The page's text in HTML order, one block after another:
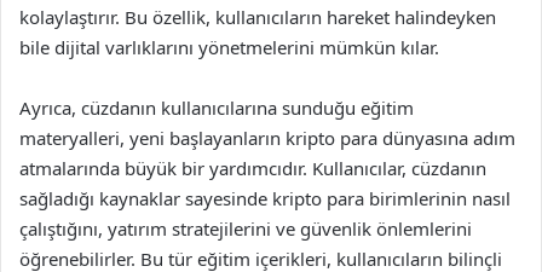
kolaylaştırır. Bu özellik, kullanıcıların hareket halindeyken
bile dijital varlıklarını yönetmelerini mümkün kılar.
Ayrıca, cüzdanın kullanıcılarına sunduğu eğitim
materyalleri, yeni başlayanların kripto para dünyasına adım
atmalarında büyük bir yardımcıdır. Kullanıcılar, cüzdanın
sağladığı kaynaklar sayesinde kripto para birimlerinin nasıl
çalıştığını, yatırım stratejilerini ve güvenlik önlemlerini
öğrenebilirler. Bu tür eğitim içerikleri, kullanıcıların bilinçli